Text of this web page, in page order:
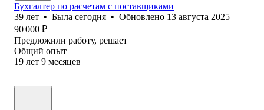
Бухгалтер по расчетам с поставщиками
39 лет • Была сегодня • Обновлено 13 августа 2025
90 000 ₽
Предложили работу, решает
Общий опыт
19 лет 9 месяцев